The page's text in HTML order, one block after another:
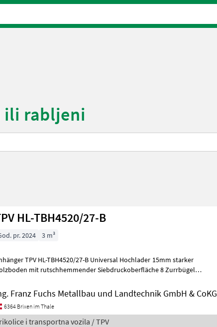
ili rabljeni
HL-TBH4520/27-B
pr. 2024 3 m³
TPV HL-TBH4520/27-B Universal Hochlader 15mm starker
mit rutschhemmender Siebdruckoberfläche 8 Zurrbügel
Franz Fuchs Metallbau und Landtechnik GmbH & CoKG
6364 Brixen im Thale
i transportna vozila / TPV